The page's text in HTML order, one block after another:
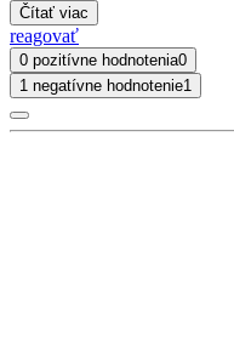
Čítať viac
reagovať
0 pozitívne hodnotenia0
1 negatívne hodnotenie1